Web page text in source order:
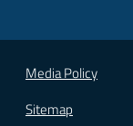
Vai alla
Media Policy
Sitemap